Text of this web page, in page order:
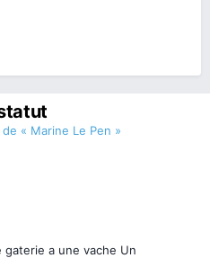
« Marine Le Pen »
a une vache Un